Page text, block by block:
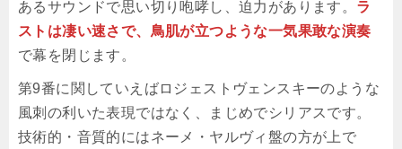
あるサウンドで思い切り咆哮し、迫力があります。 ラ
ストは凄い速さで、鳥肌が立つような一気果敢な演奏
で幕を閉じます。
第9番に関していえばロジェストヴェンスキーのような
風刺の利いた表現ではなく、まじめでシリアスです。
技術的・音質的にはネーメ・ヤルヴィ盤の方が上で